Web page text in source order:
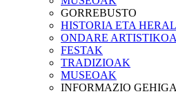
GORREBUSTO
HISTORIA ETA
ONDARE ARTISTIKOA
FESTAK
TRADIZIOAK
MUSEOAK
INFORMAZIO